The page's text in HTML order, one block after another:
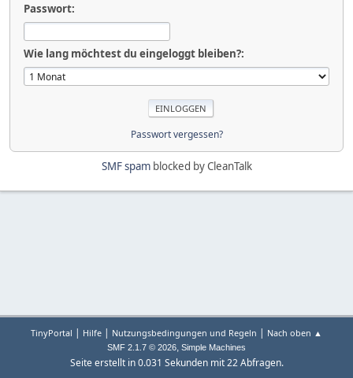
Passwort:
Wie lang möchtest du eingeloggt bleiben?:
Passwort vergessen?
SMF spamblocked by CleanTalk
TinyPortal | Hilfe | Nutzungsbedingungen und Regeln | Nach oben ▲
SMF 2.1.7 © 2026, Simple Machines
Seite erstellt in 0.031 Sekunden mit 22 Abfragen.